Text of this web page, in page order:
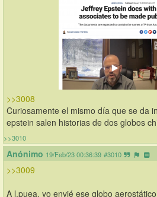
>>3008
Curiosamente el mismo día que se da
epstein salen historias de dos globos
>>3010
Anónimo 19/Feb/23 00:36:39 #3010
>>3009
A l.puea, yo envié ese globo